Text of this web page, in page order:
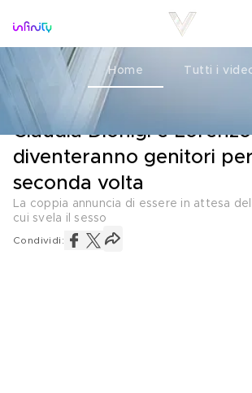
Home Tutti i
L'ANNUNCIO
Claudia Dionigi e
diventeranno genitori
seconda volta
La coppia annuncia di essere in attesa
cui svela il sesso
Condividi: